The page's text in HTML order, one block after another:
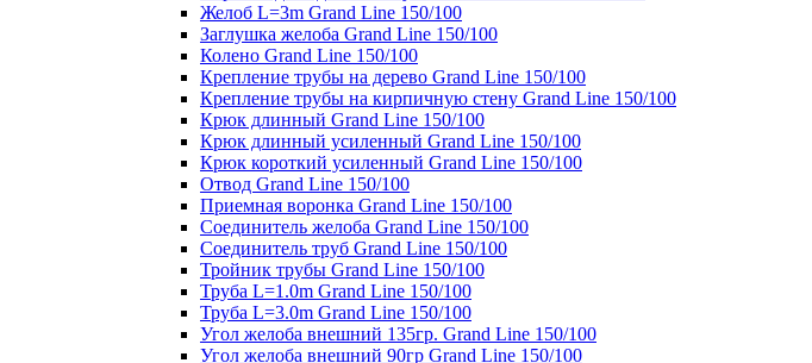
Желоб L=3m Grand Line 150/100
Заглушка желоба Grand Line 150/100
Колено Grand Line 150/100
Крепление трубы на дерево Grand Line 150/100
Крепление трубы на кирпичную стену Grand Line 150/100
Крюк длинный Grand Line 150/100
Крюк длинный усиленный Grand Line 150/100
Крюк короткий усиленный Grand Line 150/100
Отвод Grand Line 150/100
Приемная воронка Grand Line 150/100
Соединитель желоба Grand Line 150/100
Соединитель труб Grand Line 150/100
Тройник трубы Grand Line 150/100
Труба L=1.0m Grand Line 150/100
Труба L=3.0m Grand Line 150/100
Угол желоба внешний 135гр. Grand Line 150/100
Угол желоба внешний 90гр Grand Line 150/100